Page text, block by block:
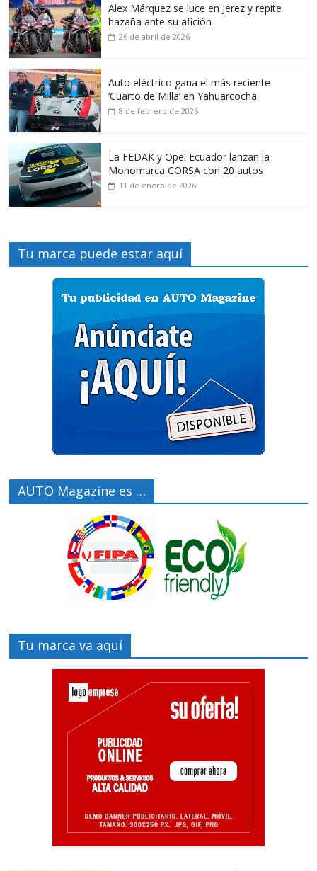
Alex Márquez se luce en Jerez y repite
hazaña ante su afición
26 de abril de 2026
Auto eléctrico gana el más reciente
‘Cuarto de Milla’ en Yahuarcocha
8 de febrero de 2026
La FEDAK y Opel Ecuador lanzan la
Monomarca CORSA con 20 autos
11 de enero de 2026
Tu marca puede estar aquí
AUTO Magazine es …
Tu marca va aquí